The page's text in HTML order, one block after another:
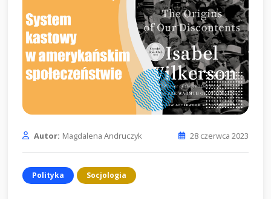
Autor: Magdalena Andruczyk 28 czerwca 2023
Polityka Socjologia